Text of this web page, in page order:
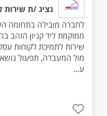
נציג /ת שירות
לחברה מובילה בתחומה
ממוקמת ליד קניון הזהב
שירות לתמיכת לקוחות
מול המעבדה, תפעול
ע...